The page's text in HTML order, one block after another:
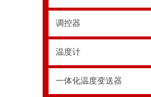
调控器
温度计
一体化温度变送器